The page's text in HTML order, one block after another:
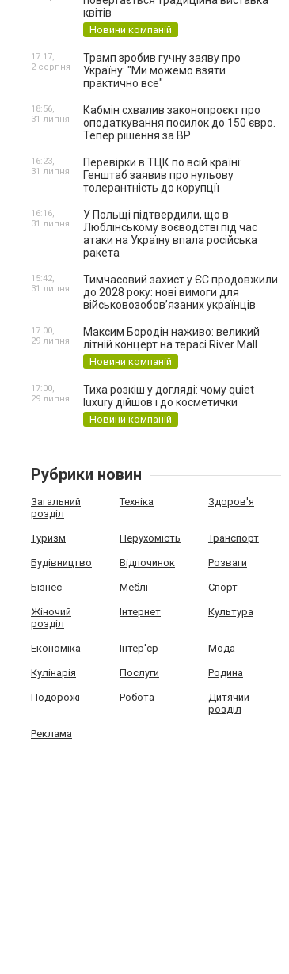
квітів
Новини компаній
Трамп зробив гучну заяву про
Україну: "Ми можемо взяти
практично все"
17:17,
2 серпня
Кабмін схвалив законопроєкт про
оподаткування посилок до 150 євро.
Тепер рішення за ВР
18:56,
31 липня
Перевірки в ТЦК по всій країні:
Генштаб заявив про нульову
толерантність до корупції
16:23,
31 липня
У Польщі підтвердили, що в
Люблінському воєводстві під час
атаки на Україну впала російська
ракета
16:16,
31 липня
Тимчасовий захист у ЄС продовжили
до 2028 року: нові вимоги для
військовозобов’язаних українців
15:42,
31 липня
Максим Бородін наживо: великий
літній концерт на терасі River Mall
Новини компаній
17:00,
29 липня
Тиха розкіш у догляді: чому quiet
luxury дійшов і до косметички
Новини компаній
17:00,
29 липня
Рубрики новин
Загальний
розділ
Техніка Здоров'я
Туризм Нерухомість Транспорт
Будівництво Відпочинок Розваги
Бізнес Меблі Спорт
Жіночий
розділ
Інтернет Культура
Економіка Інтер'єр Мода
Кулінарія Послуги Родина
Подорожі Робота
Дитячий
розділ
Реклама